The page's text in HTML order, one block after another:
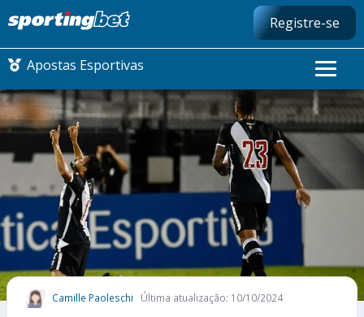
Registre-se
Apostas Esportivas
CONMEBOL LIBERTADORES
FUTEBOL NACIONAL
FUTEBOL INTERNACIONAL
COMO APOSTAR
MAIS ESPORTES
Camille Paoleschi Última atualização: 10/10/2024